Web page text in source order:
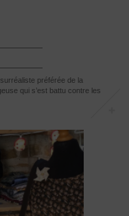
préférée de la
qui s’est battu contre les